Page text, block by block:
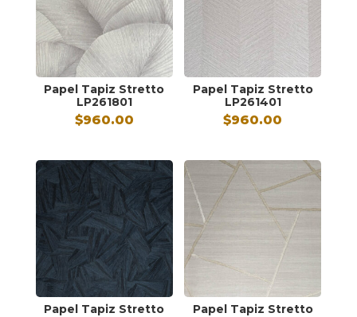
Papel Tapiz Stretto
LP261801
$960.00
Papel Tapiz Stretto
LP261401
$960.00
Papel Tapiz Stretto
Papel Tapiz Stretto